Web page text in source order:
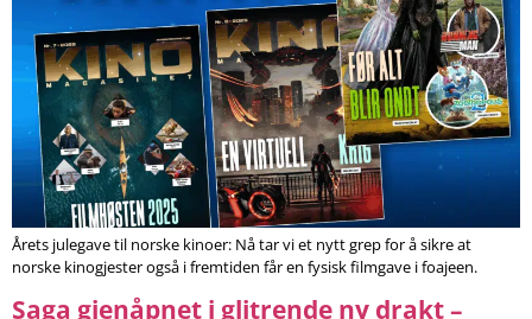
Årets julegave til norske kinoer: Nå tar vi et nytt grep for å sikre at
norske kinogjester også i fremtiden får en fysisk filmgave i foajeen.
Saga gjenåpnet i glitrende ny drakt –